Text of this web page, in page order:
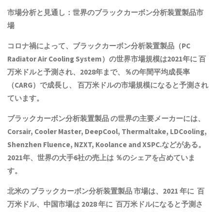
市場分析と見通し：世界のブラックカーボン分析装置製品市
場
コロナ禍によって、 ブラックカーボン分析装置製品 （PC
Radiator Air Cooling System）の世界市場規模は2021年に 百
万米ドルと予測され、2028年まで、％の年間平均成長率
（CARG）で成長し、 百万米ドルの市場規模になると予測され
ています。
ブラックカーボン分析装置製品の世界の主要メーカーには、
Corsair, Cooler Master, DeepCool, Thermaltake, LDCooling,
Shenzhen Fluence, NZXT, Koolance and XSPC.などがある。
2021年、世界の大手6社の売上は ％のシェアを占めていま
す。
北米の ブラックカーボン分析装置製品市場は、2021 年に 百
万米ドル、中国市場は 2028 年に 百万米ドルになると予測さ